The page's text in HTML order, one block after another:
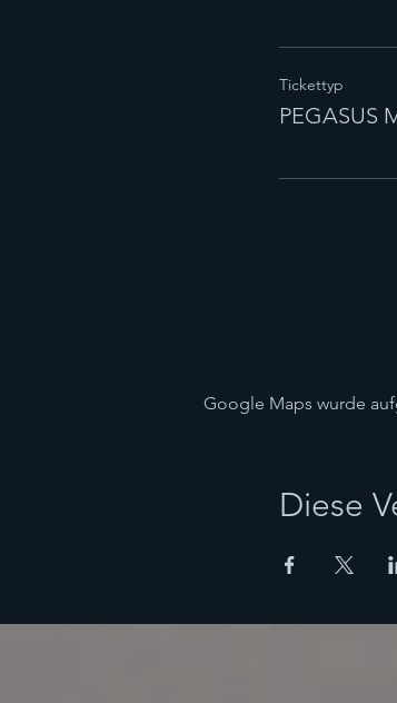
Tickettyp
PEGASUS
Google Maps wurde
Diese